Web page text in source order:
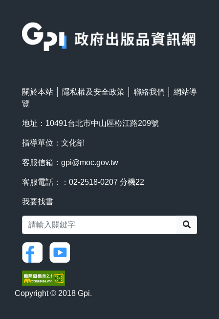
關於本站 隱私權及安全政策 聯絡我們
網站導
覽
地址：10491台北市中山區松江路209號
指導單位：文化部
客服信箱： gpi@moc.gov.tw
客服電話：：02-2518-0207 分機22
我要找書
Copyright © 2018 Gpi.